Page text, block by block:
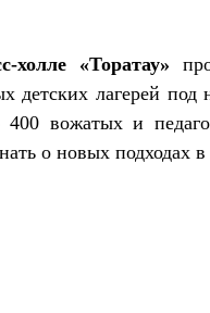
холле «Торатау»
детских
400 вожатых и
о новых подходах